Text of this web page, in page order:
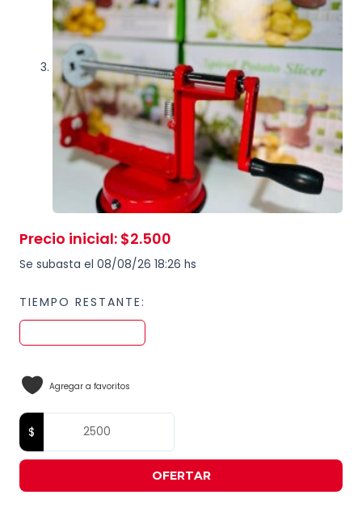
Precio inicial: $2.500
Se subasta el 08/08/26 18:26 hs
TIEMPO RESTANTE:
Agregar a favoritos
OFERTAR